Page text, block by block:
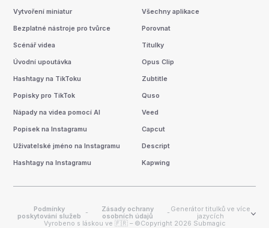
Vytvoření miniatur
Bezplatné nástroje pro tvůrce
Scénář videa
Úvodní upoutávka
Hashtagy na TikToku
Popisky pro TikTok
Nápady na videa pomocí AI
Popisek na Instagramu
Uživatelské jméno na Instagramu
Hashtagy na Instagramu
Všechny aplikace
Porovnat
Titulky
Opus Clip
Zubtitle
Quso
Veed
Capcut
Descript
Kapwing
Podmínky
poskytování služeb
-
Zásady ochrany
osobních údajů
- Generátor titulků ve více
jazycích
Vyrobeno s láskou ve 🇫🇷 – ©Copyright 2026 Submagic